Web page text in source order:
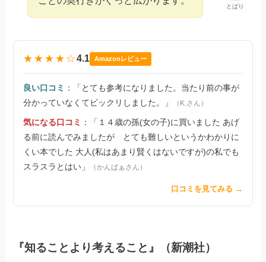
とばり
★★★★☆4.1 Amazonレビュー
良い口コミ ：「とても参考になりました。当たり前の事が
分かっていなくてビックリしました。」
（K.さん）
気になる口コミ ：「１４歳の孫(女の子)に買いました あげ
る前に読んでみましたが とても難しいというかわかりに
くい本でした 大人(私はあまり賢くはないですが)の私でも
スラスラとはい」
（かんばぁさん）
口コミを見てみる →
『知ることより考えること』（新潮社）